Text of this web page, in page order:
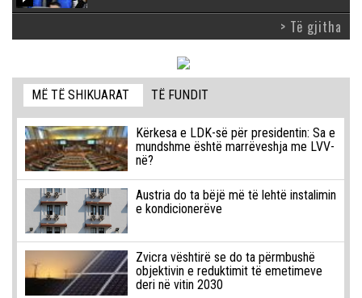
> Të gjitha
MË TË SHIKUARAT TË FUNDIT
Kërkesa e LDK-së për presidentin: Sa e
mundshme është marrëveshja me LVV-
në?
Austria do ta bëjë më të lehtë instalimin
e kondicionerëve
Zvicra vështirë se do ta përmbushë
objektivin e reduktimit të emetimeve
deri në vitin 2030